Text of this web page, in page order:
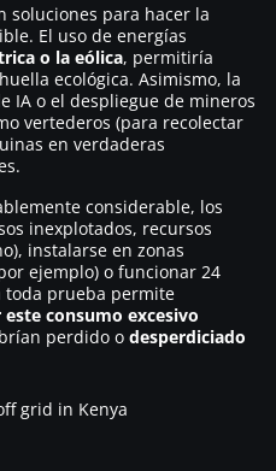
soluciones para hacer la
El uso de energías
o la eólica, permitiría
ecológica. Asimismo, la
IA o el despliegue de mineros
vertederos (para recolectar
en verdaderas
considerable, los
inexplotados, recursos
instalarse en zonas
ejemplo) o funcionar 24
toda prueba permite
consumo excesivo
perdido o desperdiciado
grid in Kenya